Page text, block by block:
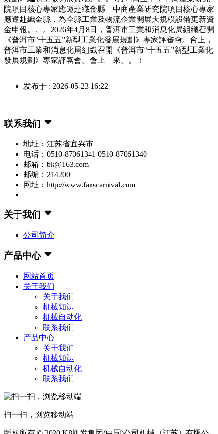
院項目核心專家應邀赴織金縣，中商產業研究院項目核心專家
應邀赴織金縣，為全縣工業及物流企業開展大規模設備更新資
金申報。。。2026年4月8日，普洱市工業和消息化局組織召開
《普洱市“十五五”新型工業化發展規劃》專家評審會。會上，
普洱市工業和消息化局組織召開《普洱市“十五五”新型工業化
發展規劃》專家評審會。會上，來。。！
发布于 : 2026-05-23 16:22
联系我们
地址：江苏省宜兴市
电话：0510-87061341 0510-87061340
邮箱：bk@163.com
邮编：214200
网址：http://www.fanscarnival.com
关于我们
公司简介
产品中心
网站首页
关于我们
关于我们
机械知识
机械自动化
联系我们
产品中心
关于我们
机械知识
机械自动化
联系我们
扫一扫，浏览移动端